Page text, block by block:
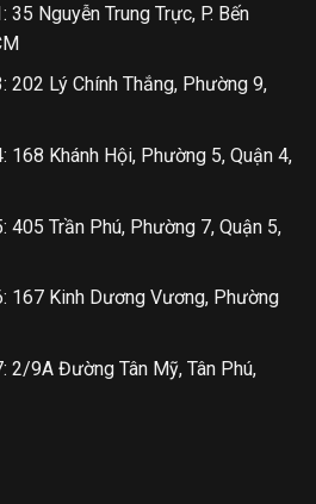
35 Nguyễn Trung Trực, P. Bến
202 Lý Chính Thắng, Phường 9,
168 Khánh Hội, Phường 5, Quận 4,
405 Trần Phú, Phường 7, Quận 5,
167 Kinh Dương Vương, Phường
2/9A Đường Tân Mỹ, Tân Phú,